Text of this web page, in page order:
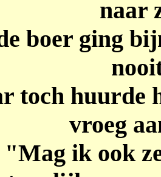
naar
boer ging
toch huurde
vroeg
"Mag ik ook